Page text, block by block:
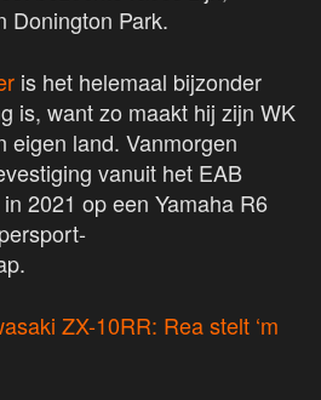
Donington Park.
is het helemaal bijzonder
is, want zo maakt hij zijn WK
eigen land. Vanmorgen
vanuit het EAB
2021 op een Yamaha R6
ZX-10RR: Rea stelt ‘m